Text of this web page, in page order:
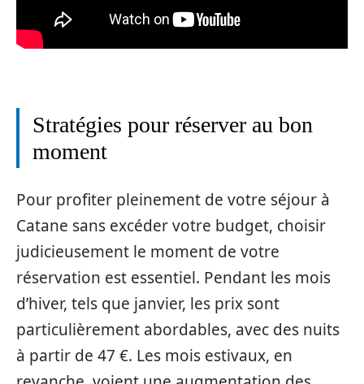
Stratégies pour réserver au bon
moment
Pour profiter pleinement de votre séjour à
Catane sans excéder votre budget, choisir
judicieusement le moment de votre
réservation est essentiel. Pendant les mois
d’hiver, tels que janvier, les prix sont
particulièrement abordables, avec des nuits
à partir de 47 €. Les mois estivaux, en